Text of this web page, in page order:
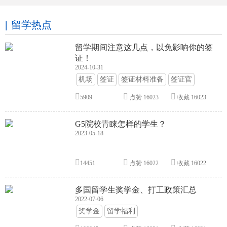
留学热点
留学期间注意这几点，以免影响你的签
证！
2024-10-31
机场 签证 签证材料准备 签证官
签证面试 签证申请攻略
5909 点赞 16023 收藏 16023
G5院校青睐怎样的学生？
2023-05-18
14451 点赞 16022 收藏 16022
多国留学生奖学金、打工政策汇总
2022-07-06
奖学金 留学福利